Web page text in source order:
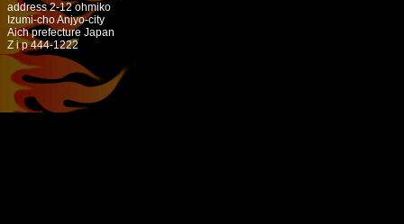
address 2-12 ohmiko
Izumi-cho Anjyo-city
Aich prefecture Japan
Z i p 444-1222